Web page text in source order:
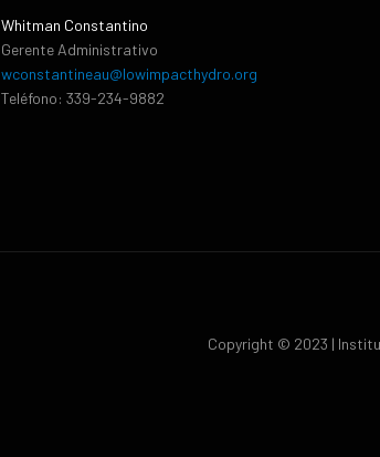
Whitman Constantino
Gerente Administrativo
wconstantineau@lowimpacthydro.org
Teléfono: 339-234-9882
Copyright © 2023 |